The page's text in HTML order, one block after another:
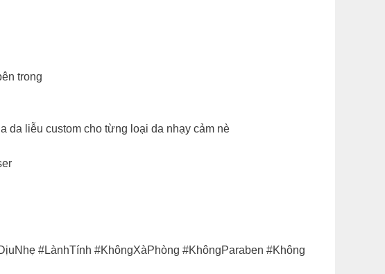
trong​
da liễu custom cho từng loại da nhạy cảm nè
#LànhTính #KhôngXàPhòng #KhôngParaben #Không